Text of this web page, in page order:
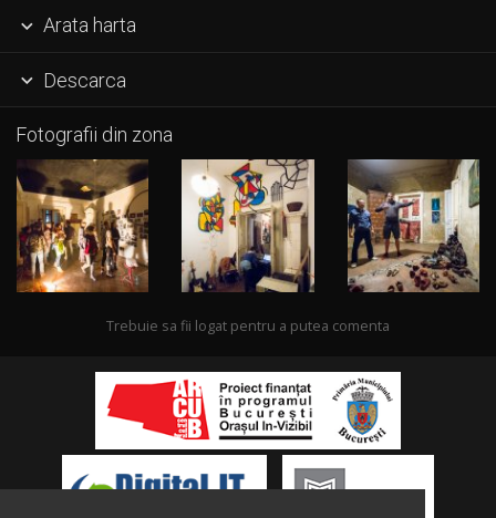
 Arata harta
 Descarca
Fotografii din zona
Trebuie sa fii logat pentru a putea comenta